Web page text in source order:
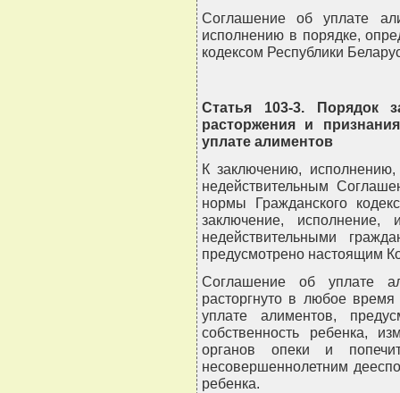
Соглашение об уплате
исполнению в порядке,
кодексом Республики
Статья 103-3. Порядок
расторжения и
уплате алиментов
К заключению,
недействительным
нормы Гражданского
заключение, исполнение,
недействительными
предусмотрено настоящим
Соглашение об уплате
расторгнуто в любое
уплате алиментов,
собственность ребенка,
органов опеки и
несовершеннолетним
ребенка.